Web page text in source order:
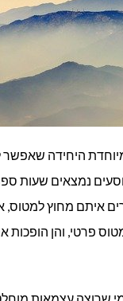
היחידה שאפשר
נמצאים שעות
איתם מחוץ למטוס,
פרטי, והן